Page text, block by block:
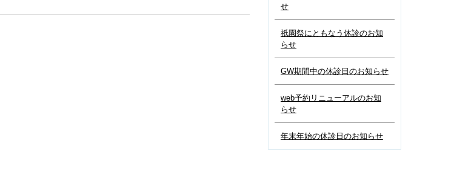
せ
祇園祭にともなう休診のお知
らせ
GW期間中の休診日のお知らせ
web予約リニューアルのお知
らせ
年末年始の休診日のお知らせ